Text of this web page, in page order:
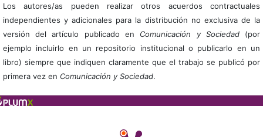
Los autores/as pueden realizar otros acuerdos contractuales
independientes y adicionales para la distribución no exclusiva de la
versión del artículo publicado en Comunicación y Sociedad(por
ejemplo incluirlo en un repositorio institucional o publicarlo en un
libro) siempre que indiquen claramente que el trabajo se publicó por
primera vez en Comunicación y Sociedad.